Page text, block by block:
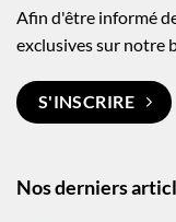
Nos derniers
Afin d'être informé
exclusives sur notre
S'INSCRIRE